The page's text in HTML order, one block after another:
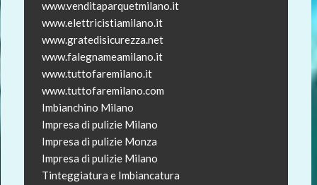
www.venditaparquetmilano.it
www.elettricistiamilano.it
www.gratedisicurezza.net
www.falegnameamilano.it
www.tuttofaremilano.it
www.tuttofaremilano.com
Imbianchino Milano
Impresa di pulizie Milano
Impresa di pulizie Monza
Impresa di pulizie Milano
Tinteggiatura e Imbiancatura